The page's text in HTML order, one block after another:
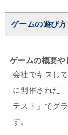
ゲームの遊び方
ゲームの概要や
会社でキスし
に開催された
テスト」でグ
す。